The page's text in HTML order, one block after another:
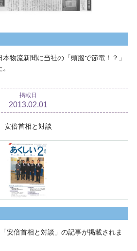
物流新聞に当社の「頭脳で節電！？」
掲載日
2013.02.01
安倍首相と対談
安倍首相と対談」の記事が掲載されま